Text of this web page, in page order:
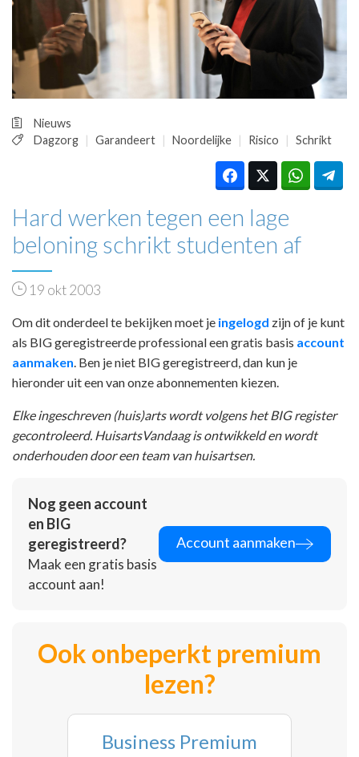
PRAKTIJKZAKEN
TARIEVEN
VPHUISARTSEN
MEDISCHE VAKHANDEL
REGISTRATIE
Nieuws
Dagzorg
Garandeert Noordelijke Risico Schrikt
Hard werken tegen een lage
beloning schrikt studenten af
19 okt 2003
Om dit onderdeel te bekijken moet je ingelogd zijn of je kunt
als BIG geregistreerde professional een gratis basis account
aanmaken . Ben je niet BIG geregistreerd, dan kun je
hieronder uit een van onze abonnementen kiezen.
Elke ingeschreven (huis)arts wordt volgens het BIG register
gecontroleerd. HuisartsVandaag is ontwikkeld en wordt
onderhouden door een team van huisartsen.
Nog geen account
en BIG
geregistreerd?
Maak een gratis basis
account aan!
Account aanmaken
Ook onbeperkt premium
lezen?
Business Premium